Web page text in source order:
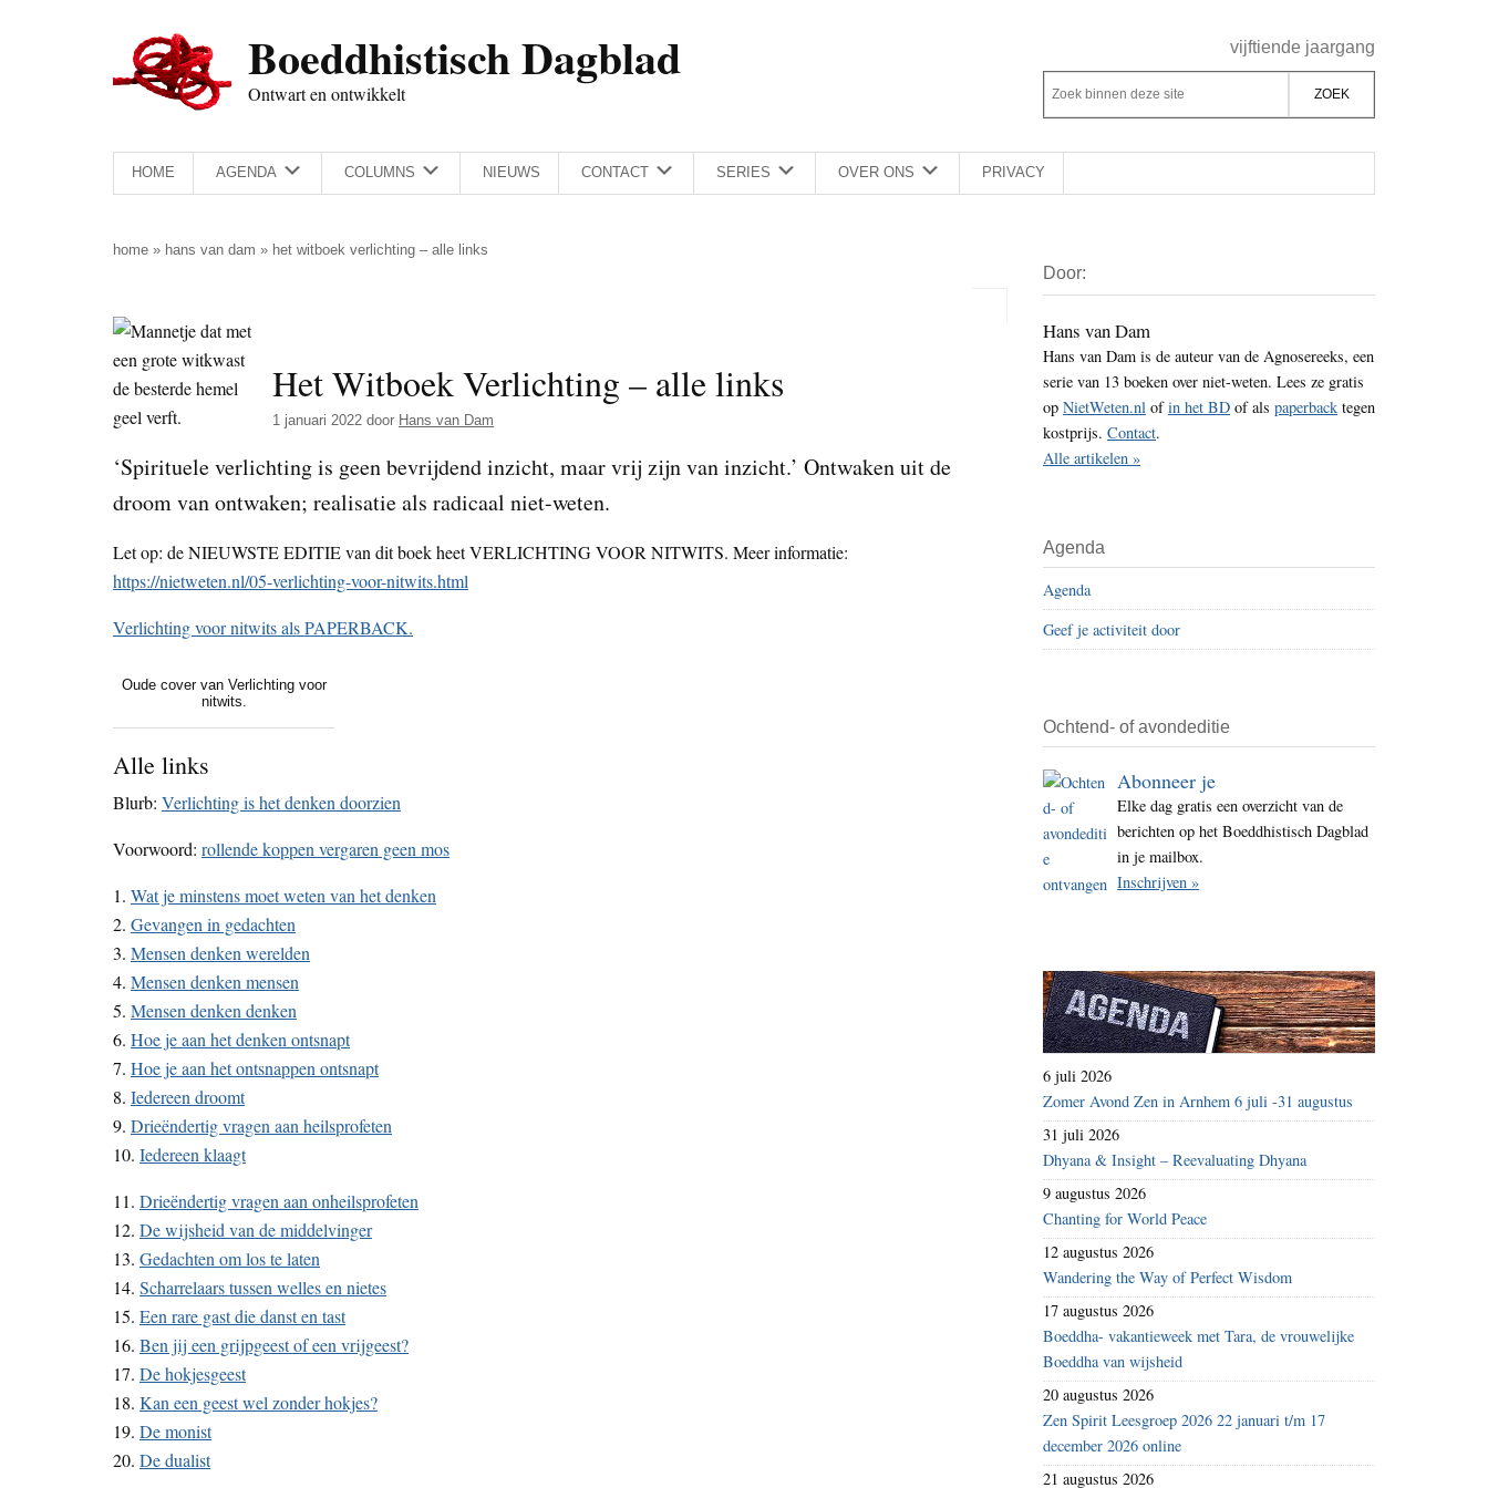
Boeddhistisch Dagblad
Ontwart en ontwikkelt
Rechts
vijftiende jaargang
Z
o
e
k
d
e
z
e
s
i
t
Z
o
k
b
n
n
e
z
e
t
e
HOME AGENDA COLUMNS NIEUWS CONTACT SERIES OVER ONS PRIVACY
home » hans van dam » het witboek verlichting – alle links
Het Witboek Verlichting – alle links
1 januari 2022 door Hans van Dam
‘Spirituele verlichting is geen bevrijdend inzicht, maar vrij zijn van inzicht.’ Ontwaken uit de
droom van ontwaken; realisatie als radicaal niet-weten.
Let op: de NIEUWSTE EDITIE van dit boek heet VERLICHTING VOOR NITWITS. Meer informatie:
https://nietweten.nl/05-verlichting-voor-nitwits.html
Verlichting voor nitwits als PAPERBACK.
Oude cover van Verlichting voor
nitwits.
Alle links
Blurb: Verlichting is het denken doorzien
Voorwoord: rollende koppen vergaren geen mos
1. Wat je minstens moet weten van het denken
2. Gevangen in gedachten
3. Mensen denken werelden
4. Mensen denken mensen
5. Mensen denken denken
6. Hoe je aan het denken ontsnapt
7. Hoe je aan het ontsnappen ontsnapt
8. Iedereen droomt
9. Drieëndertig vragen aan heilsprofeten
10. Iedereen klaagt
11. Drieëndertig vragen aan onheilsprofeten
12. De wijsheid van de middelvinger
13. Gedachten om los te laten
14. Scharrelaars tussen welles en nietes
15. Een rare gast die danst en tast
16. Ben jij een grijpgeest of een vrijgeest?
17. De hokjesgeest
18. Kan een geest wel zonder hokjes?
19. De monist
20. De dualist
Sidebar
Door:
Hans van Dam
Hans van Dam is de auteur van de Agnosereeks, een
serie van 13 boeken over niet-weten. Lees ze gratis
op NietWeten.nl ofin het BD of als paperback tegen
kostprijs. Contact.
Alle artikelen »
Agenda
Agenda
Geef je activiteit door
Ochtend- of avondeditie
Abonneer je
Elke dag gratis een overzicht van de
berichten op het Boeddhistisch Dagblad
in je mailbox.
Inschrijven »
6 juli 2026
Zomer Avond Zen in Arnhem 6 juli -31 augustus
31 juli 2026
Dhyana & Insight – Reevaluating Dhyana
9 augustus 2026
Chanting for World Peace
12 augustus 2026
Wandering the Way of Perfect Wisdom
17 augustus 2026
Boeddha- vakantieweek met Tara, de vrouwelijke
Boeddha van wijsheid
20 augustus 2026
Zen Spirit Leesgroep 2026 22 januari t/m 17
december 2026 online
21 augustus 2026